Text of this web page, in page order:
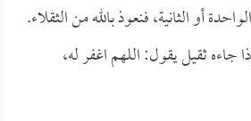
أو الثانية، فنعوذ بالله من الثقلاء.
ثقيل يقول: اللهم اغفر له،